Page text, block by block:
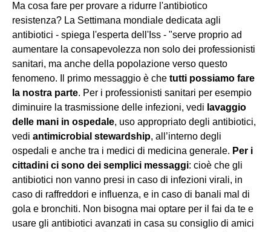
Ma cosa fare per provare a ridurre l'antibiotico
resistenza? La Settimana mondiale dedicata agli
antibiotici - spiega l'esperta dell'Iss - "serve proprio ad
aumentare la consapevolezza non solo dei professionisti
sanitari, ma anche della popolazione verso questo
fenomeno. Il primo messaggio è che tutti possiamo fare
la nostra parte. Per i professionisti sanitari per esempio
diminuire la trasmissione delle infezioni, vedi lavaggio
delle mani in ospedale, uso appropriato degli antibiotici,
vedi antimicrobial stewardship, all’interno degli
ospedali e anche tra i medici di medicina generale. Per i
cittadini ci sono dei semplici messaggi: cioè che gli
antibiotici non vanno presi in caso di infezioni virali, in
caso di raffreddori e influenza, e in caso di banali mal di
gola e bronchiti. Non bisogna mai optare per il fai da te e
usare gli antibiotici avanzati in casa su consiglio di amici